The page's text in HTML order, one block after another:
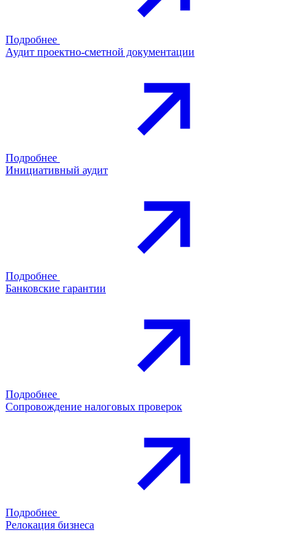
Подробнее
Аудит проектно-сметной документации
Подробнее
Инициативный аудит
Подробнее
Банковские гарантии
Подробнее
Сопровождение налоговых проверок
Подробнее
Релокация бизнеса